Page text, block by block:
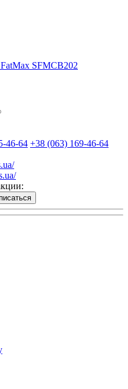
SFMCB202
46-64 +38 (063) 169-46-64